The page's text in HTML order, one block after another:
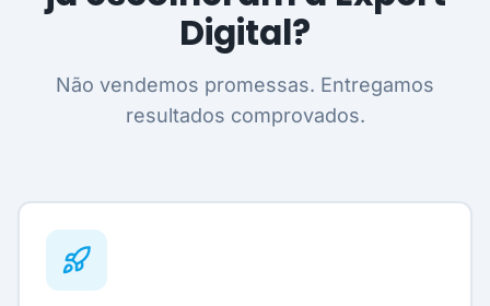
Digital?
Não vendemos promessas. Entregamos
resultados comprovados.